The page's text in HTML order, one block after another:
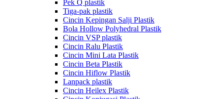
Pek Q plastik
Tiga-pak plastik
Cincin Kepingan Salji Plastik
Bola Hollow Polyhedral Plastik
Cincin VSP plastik
Cincin Ralu Plastik
Cincin Mini Lata Plastik
Cincin Beta Plastik
Cincin Hiflow Plastik
Lanpack plastik
Cincin Heilex Plastik